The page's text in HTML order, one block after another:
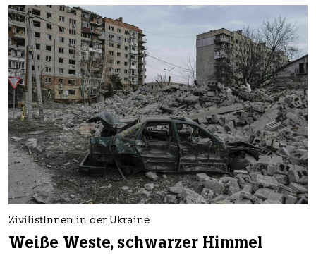
Zi­vi­lis­tIn­nen in der Ukraine
Weiße Weste, schwarzer Himmel